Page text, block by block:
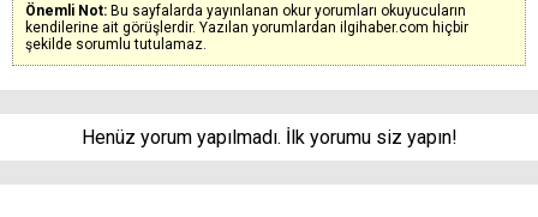
Önemli Not: Bu sayfalarda yayınlanan okur yorumları okuyucuların
kendilerine ait görüşlerdir. Yazılan yorumlardan ilgihaber.com hiçbir
şekilde sorumlu tutulamaz.
Henüz yorum yapılmadı. İlk yorumu siz yapın!